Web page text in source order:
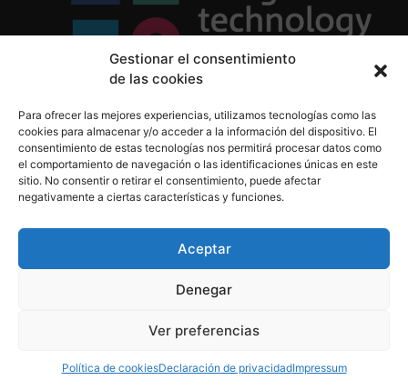
Gestionar el consentimiento
de las cookies
Para ofrecer las mejores experiencias, utilizamos tecnologías como las
cookies para almacenar y/o acceder a la información del dispositivo. El
consentimiento de estas tecnologías nos permitirá procesar datos como
el comportamiento de navegación o las identificaciones únicas en este
sitio. No consentir o retirar el consentimiento, puede afectar
negativamente a ciertas características y funciones.
Aceptar
Denegar
Ver preferencias
Política de cookiesDeclaración de privacidadImpressum
Política de Cookies
Aviso Legal
910 607 564
derechos reservados